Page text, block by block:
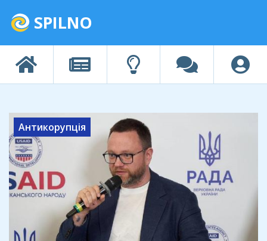
SPILNO
Антикорупція